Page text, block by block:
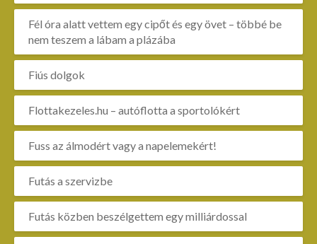
Fél óra alatt vettem egy cipőt és egy övet – többé be
nem teszem a lábam a plázába
Fiús dolgok
Flottakezeles.hu – autóflotta a sportolókért
Fuss az álmodért vagy a napelemekért!
Futás a szervizbe
Futás közben beszélgettem egy milliárdossal